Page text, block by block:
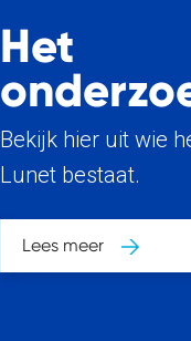
Het
Bekijk hier uit wie
Lunet bestaat.
Lees meer